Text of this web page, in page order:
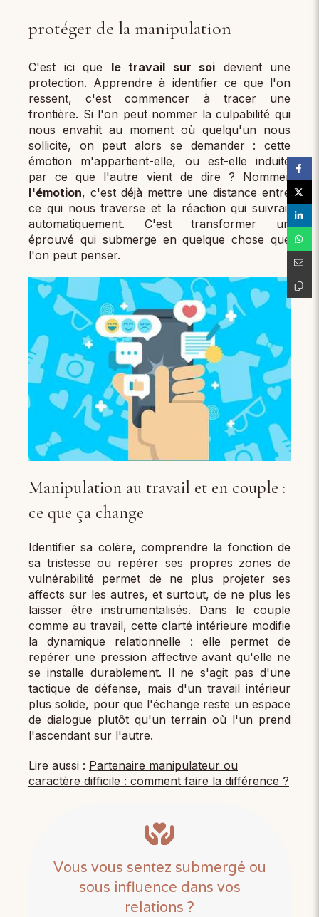
protéger de la manipulation
C'est ici que le travail sur soi devient une
protection. Apprendre à identifier ce que l'on
ressent, c'est commencer à tracer une
frontière. Si l'on peut nommer la culpabilité qui
nous envahit au moment où quelqu'un nous
sollicite, on peut alors se demander : cette
émotion m'appartient-elle, ou est-elle induite
par ce que l'autre vient de dire ? Nommer
l'émotion, c'est déjà mettre une distance entre
ce qui nous traverse et la réaction qui suivrait
automatiquement. C'est transformer un
éprouvé qui submerge en quelque chose que
l'on peut penser.
Manipulation au travail et en couple :
ce que ça change
Identifier sa colère, comprendre la fonction de
sa tristesse ou repérer ses propres zones de
vulnérabilité permet de ne plus projeter ses
affects sur les autres, et surtout, de ne plus les
laisser être instrumentalisés. Dans le couple
comme au travail, cette clarté intérieure modifie
la dynamique relationnelle : elle permet de
repérer une pression affective avant qu'elle ne
se installe durablement. Il ne s'agit pas d'une
tactique de défense, mais d'un travail intérieur
plus solide, pour que l'échange reste un espace
de dialogue plutôt qu'un terrain où l'un prend
l'ascendant sur l'autre.
Lire aussi : Partenaire manipulateur ou
caractère difficile : comment faire la différence ?
Vous vous sentez submergé ou
sous influence dans vos
relations ?